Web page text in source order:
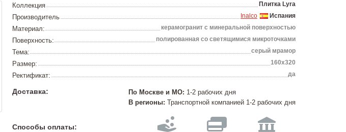
Коллекция Плитка Lyra
Производитель Испания
Inalco
Материал: керамогранит с минеральной поверхностью
Поверхность: полированная со светящимися микроточками
Тема: серый мрамор
Размер: 160х320
Ректификат: да
Доставка: По Москве и МО: 1-2 рабочих дня
В регионы: Транспортной компанией 1-2 рабочих дня
Способы оплаты: